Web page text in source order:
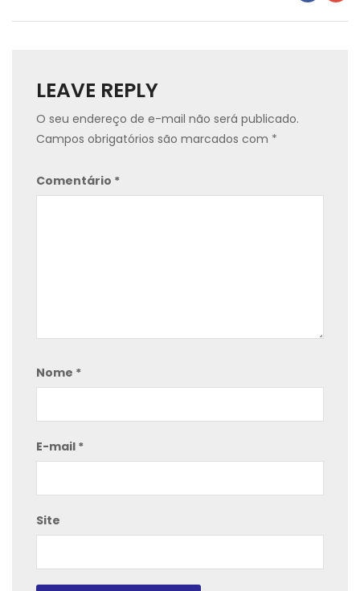
LEAVE REPLY
O seu endereço de e-mail não será publicado.
Campos obrigatórios são marcados com *
Comentário *
Nome *
E-mail *
Site